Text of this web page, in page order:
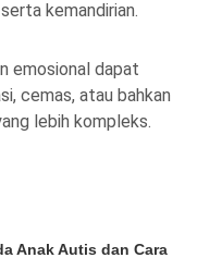
kemandirian.
emosional dapat
cemas, atau bahkan
lebih kompleks.
Anak Autis dan Cara